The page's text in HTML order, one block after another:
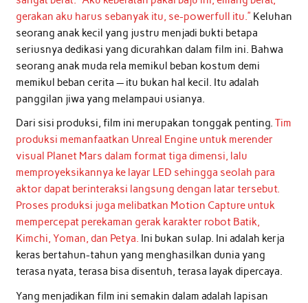
gerakan aku harus sebanyak itu, se-powerfull itu.” Keluhan
seorang anak kecil yang justru menjadi bukti betapa
seriusnya dedikasi yang dicurahkan dalam film ini. Bahwa
seorang anak muda rela memikul beban kostum demi
memikul beban cerita — itu bukan hal kecil. Itu adalah
panggilan jiwa yang melampaui usianya.
Dari sisi produksi, film ini merupakan tonggak penting. Tim
produksi memanfaatkan Unreal Engine untuk merender
visual Planet Mars dalam format tiga dimensi, lalu
memproyeksikannya ke layar LED sehingga seolah para
aktor dapat berinteraksi langsung dengan latar tersebut.
Proses produksi juga melibatkan Motion Capture untuk
mempercepat perekaman gerak karakter robot Batik,
Kimchi, Yoman, dan Petya. Ini bukan sulap. Ini adalah kerja
keras bertahun-tahun yang menghasilkan dunia yang
terasa nyata, terasa bisa disentuh, terasa layak dipercaya.
Yang menjadikan film ini semakin dalam adalah lapisan